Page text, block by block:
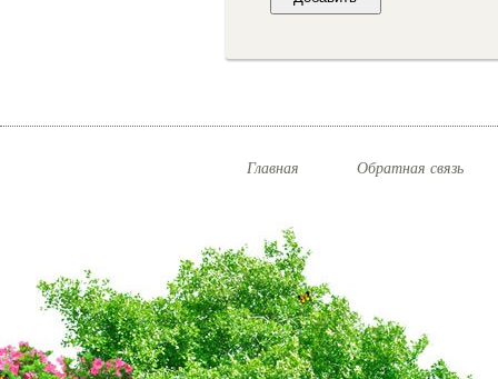
Главная Обратная связь